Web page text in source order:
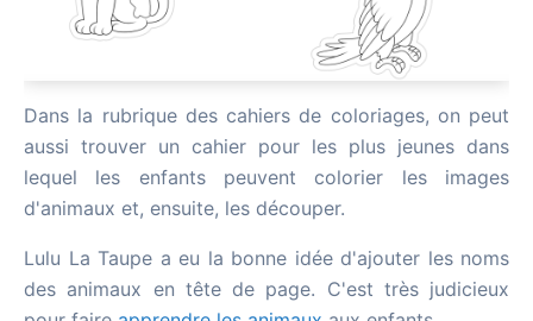
Dans la rubrique des cahiers de coloriages, on peut
aussi trouver un cahier pour les plus jeunes dans
lequel les enfants peuvent colorier les images
d'animaux et, ensuite, les découper.
Lulu La Taupe a eu la bonne idée d'ajouter les noms
des animaux en tête de page. C'est très judicieux